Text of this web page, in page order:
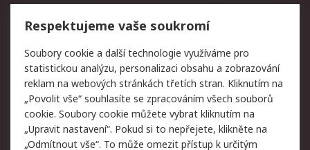
Právní
Autorská práva
Obchodní podmínky
společnosti RS
Prohlášení o ochraně
údajů
Zabezpečení
elektronické pošty
Zásady pro soubory
Zásady ochrany
Respektujeme vaše soukromí
Soubory cookie a další technologie využíváme pro
statistickou analýzu, personalizaci obsahu a zobrazování
reklam na webových stránkách třetích stran. Kliknutím na
„Povolit vše“ souhlasíte se zpracováním všech souborů
cookie. Soubory cookie můžete vybrat kliknutím na
„Upravit nastavení“. Pokud si to nepřejete, klikněte na
„Odmítnout vše“. To může omezit přístup k určitým